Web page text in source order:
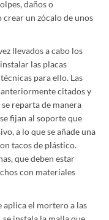
daños o
crear un zócalo de unos
llevados a cabo los
las placas
para ello. Las
anteriormente citados y
reparta de manera
fijan al soporte que
a lo que se añade una
tacos de plástico.
que deben estar
con materiales
aplica el mortero a las